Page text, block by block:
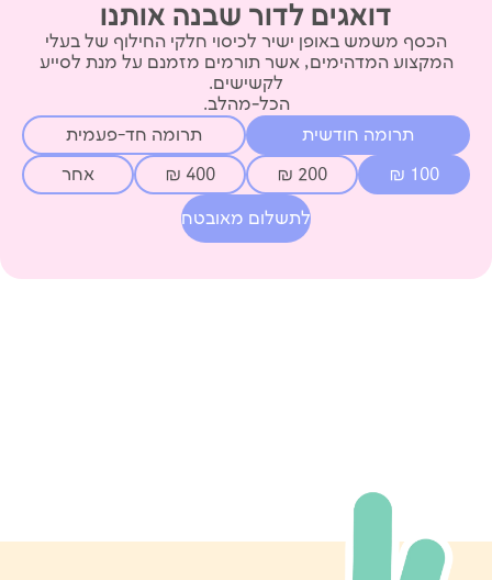
דואגים לדור שבנה אותנו
הכסף משמש באופן ישיר לכיסוי חלקי החילוף של בעלי
המקצוע המדהימים, אשר תורמים מזמנם על מנת לסייע
הכל‑מהלב.
תרומה חודשית
תרומה חד-פעמית
100
₪
200
₪
400
₪ אחר
לתשלום מאובטח